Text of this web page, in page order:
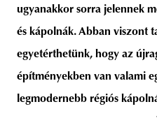
ugyanakkor sorra jelennek
és kápolnák. Abban viszont
egyetérthetünk, hogy az
építményekben van valami
legmodernebb régiós